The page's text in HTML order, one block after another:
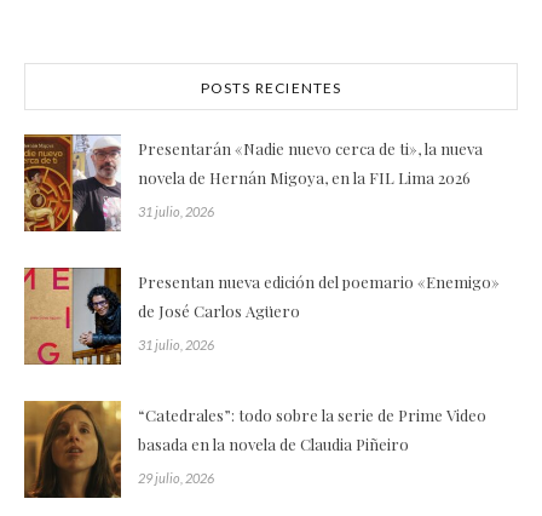
POSTS RECIENTES
Presentarán «Nadie nuevo cerca de ti», la nueva
novela de Hernán Migoya, en la FIL Lima 2026
31 julio, 2026
Presentan nueva edición del poemario «Enemigo»
de José Carlos Agüero
31 julio, 2026
“Catedrales”: todo sobre la serie de Prime Video
basada en la novela de Claudia Piñeiro
29 julio, 2026